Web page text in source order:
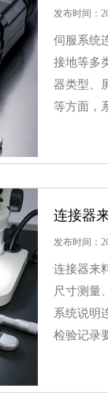
发布时间：
伺服系统
接地等多
器类型、
等方面，
连接器
发布时间：
连接器来
尺寸测量
系统说明
检验记录